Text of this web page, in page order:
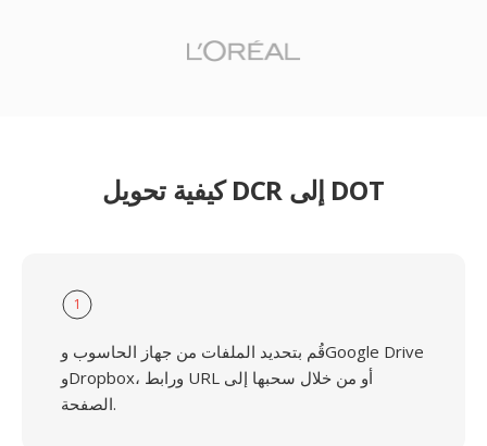
كيفية تحويل DCR إلى DOT
1
قُم بتحديد الملفات من جهاز الحاسوب وGoogle Drive
وDropbox، ورابط URL أو من خلال سحبها إلى
الصفحة.